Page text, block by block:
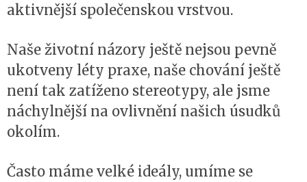
aktivnější společenskou vrstvou.
Naše životní názory ještě nejsou pevně
ukotveny léty praxe, naše chování ještě
není tak zatíženo stereotypy, ale jsme
náchylnější na ovlivnění našich úsudků
okolím.
Často máme velké ideály, umíme se